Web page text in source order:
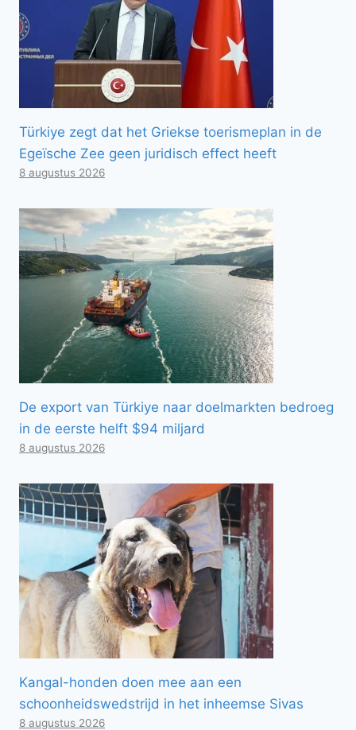
Türkiye zegt dat het Griekse toerismeplan in de
Egeïsche Zee geen juridisch effect heeft
8 augustus 2026
De export van Türkiye naar doelmarkten bedroeg
in de eerste helft $94 miljard
8 augustus 2026
Kangal-honden doen mee aan een
schoonheidswedstrijd in het inheemse Sivas
8 augustus 2026